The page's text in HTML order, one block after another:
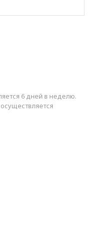
6 дней в неделю.